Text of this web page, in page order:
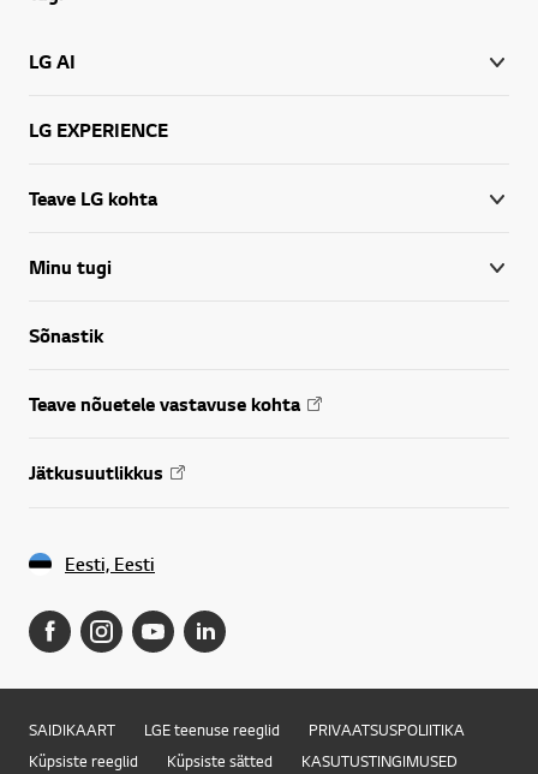
LG AI
LG EXPERIENCE
Teave LG kohta
Minu tugi
Sõnastik
Teave nõuetele vastavuse kohta
Jätkusuutlikkus
Eesti, Eesti
SAIDIKAART LGE teenuse reeglid
PRIVAATSUSPOLIITIKA
Küpsiste reeglid
Küpsiste sätted KASUTUSTINGIMUSED